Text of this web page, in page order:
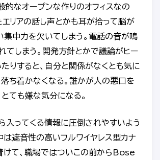
的なオープンな作りのオフィスなの
エリアの話し声とかも耳が拾って脳が
集中力を欠いてしまう。電話の音が鳴
てしまう。開発方針とかで議論がヒー
たりすると、自分と関係がなくとも気に
落ち着かなくなる。誰かが人の悪口を
ても嫌な気分になる。
入ってくる情報に圧倒されやすいよう
は遮音性の高いフルワイヤレス型カナ
けて、職場ではついこの前からBose